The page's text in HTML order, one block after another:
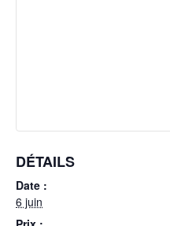
DÉTAILS
Date :
6 juin